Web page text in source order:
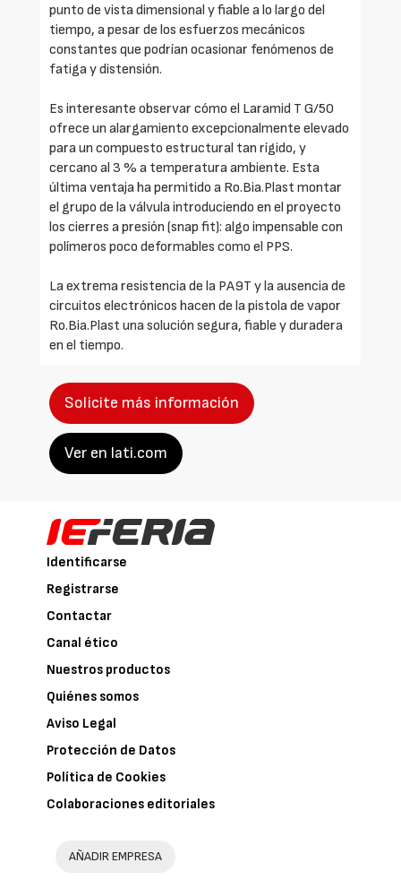
punto de vista dimensional y fiable a lo largo del
tiempo, a pesar de los esfuerzos mecánicos
constantes que podrían ocasionar fenómenos de
fatiga y distensión.
Es interesante observar cómo el Laramid T G/50
ofrece un alargamiento excepcionalmente elevado
para un compuesto estructural tan rígido, y
cercano al 3 % a temperatura ambiente. Esta
última ventaja ha permitido a Ro.Bia.Plast montar
el grupo de la válvula introduciendo en el proyecto
los cierres a presión (snap fit): algo impensable con
polímeros poco deformables como el PPS.
La extrema resistencia de la PA9T y la ausencia de
circuitos electrónicos hacen de la pistola de vapor
Ro.Bia.Plast una solución segura, fiable y duradera
en el tiempo.
Solicite más información
Ver en lati.com
Identificarse
Registrarse
Contactar
Canal ético
Nuestros productos
Quiénes somos
Aviso Legal
Protección de Datos
Política de Cookies
Colaboraciones editoriales
AÑADIR EMPRESA